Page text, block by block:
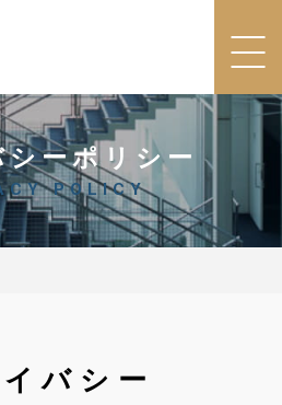
ーポリシー
POLICY
バシー